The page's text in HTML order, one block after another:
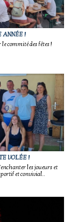
ANNÉE !
commité des fêtes !
VOLÉE !
les joueurs et
et convivial..